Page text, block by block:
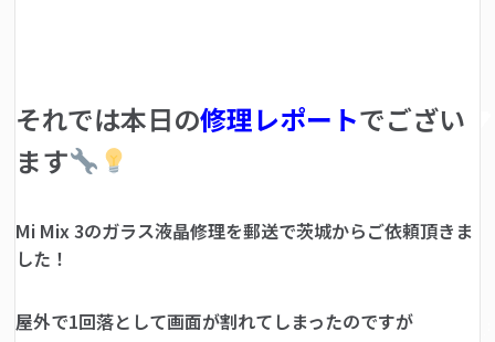
それでは本日の修理レポートでござい
ます
Mi Mix 3のガラス液晶修理を郵送で茨城からご依頼頂きま
した！
屋外で1回落として画面が割れてしまったのですが